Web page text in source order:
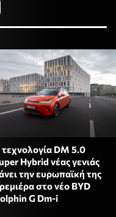
DM 5.0
Hybrid νέας γενιάς
την ευρωπαϊκή της
στο νέο BYD
G Dm-i